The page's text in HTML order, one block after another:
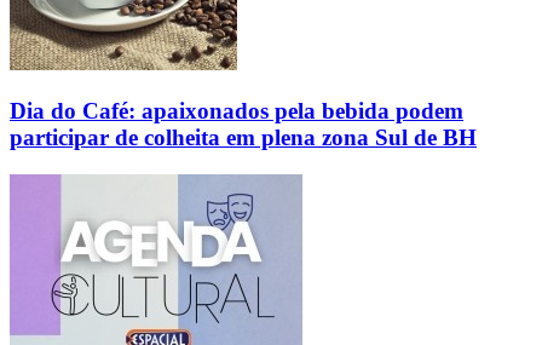
Dia do Café: apaixonados pela bebida podem
participar de colheita em plena zona Sul de BH